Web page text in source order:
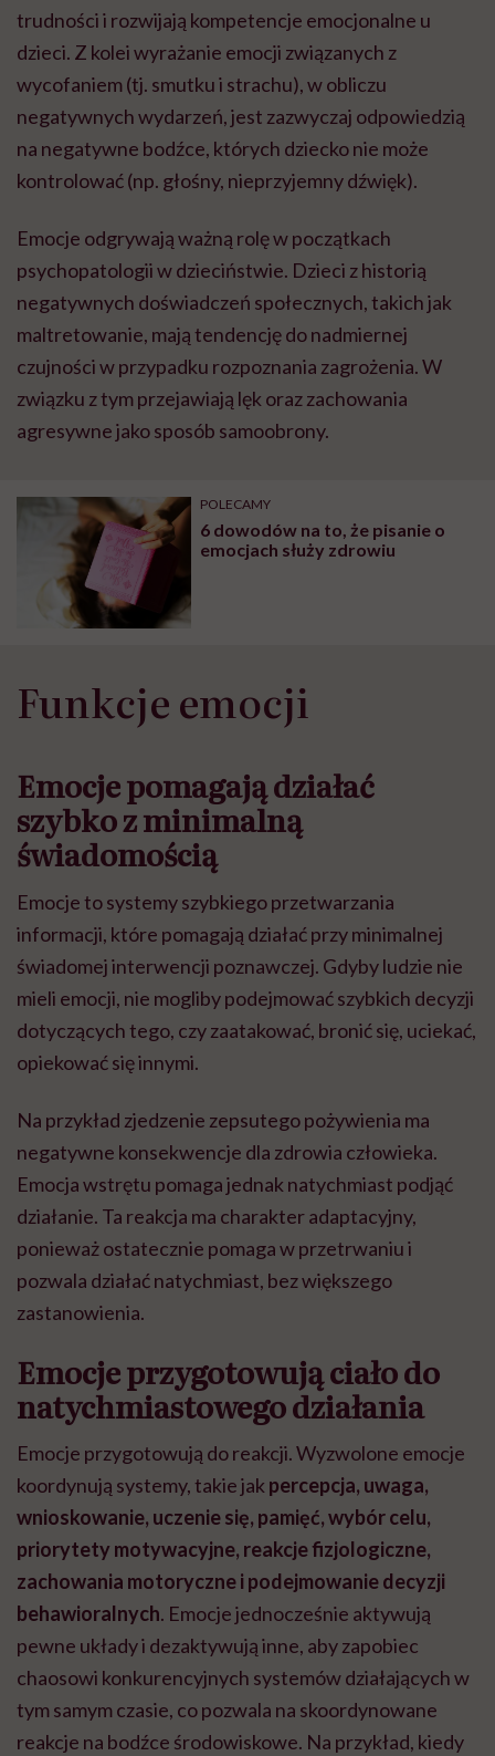
trudności i rozwijają kompetencje emocjonalne u
dzieci. Z kolei wyrażanie emocji związanych z
wycofaniem (tj. smutku i strachu), w obliczu
negatywnych wydarzeń, jest zazwyczaj odpowiedzią
na negatywne bodźce, których dziecko nie może
kontrolować (np. głośny, nieprzyjemny dźwięk).
Emocje odgrywają ważną rolę w początkach
psychopatologii w dzieciństwie. Dzieci z historią
negatywnych doświadczeń społecznych, takich jak
maltretowanie, mają tendencję do nadmiernej
czujności w przypadku rozpoznania zagrożenia. W
związku z tym przejawiają lęk oraz zachowania
agresywne jako sposób samoobrony.
POLECAMY
6 dowodów na to, że pisanie o
emocjach służy zdrowiu
Funkcje emocji
Emocje pomagają działać
szybko z minimalną
świadomością
Emocje to systemy szybkiego przetwarzania
informacji, które pomagają działać przy minimalnej
świadomej interwencji poznawczej. Gdyby ludzie nie
mieli emocji, nie mogliby podejmować szybkich decyzji
dotyczących tego, czy zaatakować, bronić się, uciekać,
opiekować się innymi.
Na przykład zjedzenie zepsutego pożywienia ma
negatywne konsekwencje dla zdrowia człowieka.
Emocja wstrętu pomaga jednak natychmiast podjąć
działanie. Ta reakcja ma charakter adaptacyjny,
ponieważ ostatecznie pomaga w przetrwaniu i
pozwala działać natychmiast, bez większego
zastanowienia.
Emocje przygotowują ciało do
natychmiastowego działania
Emocje przygotowują do reakcji. Wyzwolone emocje
koordynują systemy, takie jak percepcja, uwaga,
wnioskowanie, uczenie się, pamięć, wybór celu,
priorytety motywacyjne, reakcje fizjologiczne,
zachowania motoryczne i podejmowanie decyzji
behawioralnych. Emocje jednocześnie aktywują
pewne układy i dezaktywują inne, aby zapobiec
chaosowi konkurencyjnych systemów działających w
tym samym czasie, co pozwala na skoordynowane
reakcje na bodźce środowiskowe. Na przykład, kiedy